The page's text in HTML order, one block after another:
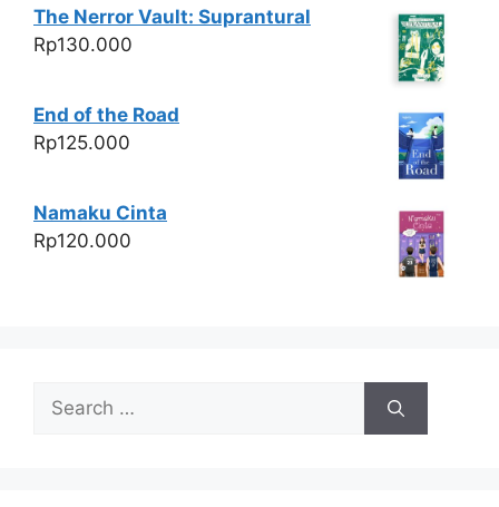
The Nerror Vault: Suprantural
Rp130.000
End of the Road
Rp125.000
Namaku Cinta
Rp120.000
Search
for: